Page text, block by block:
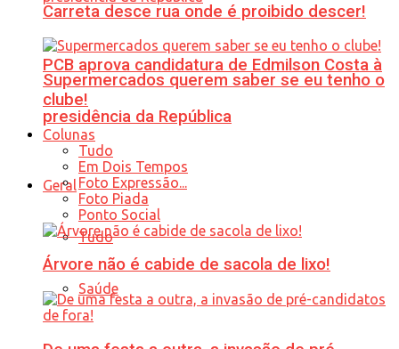
PCB aprova candidatura de Edmilson Costa à
presidência da República
Geral
Tudo
Saúde
Carreta desce rua onde é proibido descer!
Supermercados querem saber se eu tenho o
clube!
Colunas
Tudo
Em Dois Tempos
Foto Expressão...
Foto Piada
Ponto Social
Árvore não é cabide de sacola de lixo!